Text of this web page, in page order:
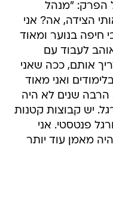
הפרק: "מנהל
הצידה, אה? אני
חיפה בנוער ומאוד
לעבוד עם
אותם, ככה שאני
ואני מאוד
הרבה שנים לא היה
יש קבוצות קטנות
פנטסטי. אני
מאמן עוד יותר